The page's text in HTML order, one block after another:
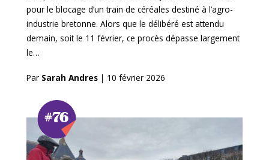
pour le blocage d’un train de céréales destiné à l’agro-
industrie bretonne. Alors que le délibéré est attendu
demain, soit le 11 février, ce procès dépasse largement
le…
Par Sarah Andres | 10 février 2026
#76